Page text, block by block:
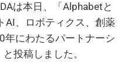
は本日、「Alphabetと
AI、ロボティクス、創薬
年にわたるパートナーシ
投稿しました。